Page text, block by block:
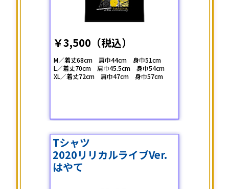
￥3,500（税込）
M／着丈68cm 肩巾44cm 身巾51cm
L／着丈70cm 肩巾45.5cm 身巾54cm
XL／着丈72cm 肩巾47cm 身巾57cm
Tシャツ
2020リリカルライブVer.
はやて